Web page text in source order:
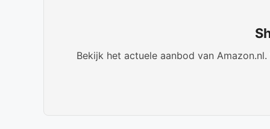
Bekijk het actuele aanbod van